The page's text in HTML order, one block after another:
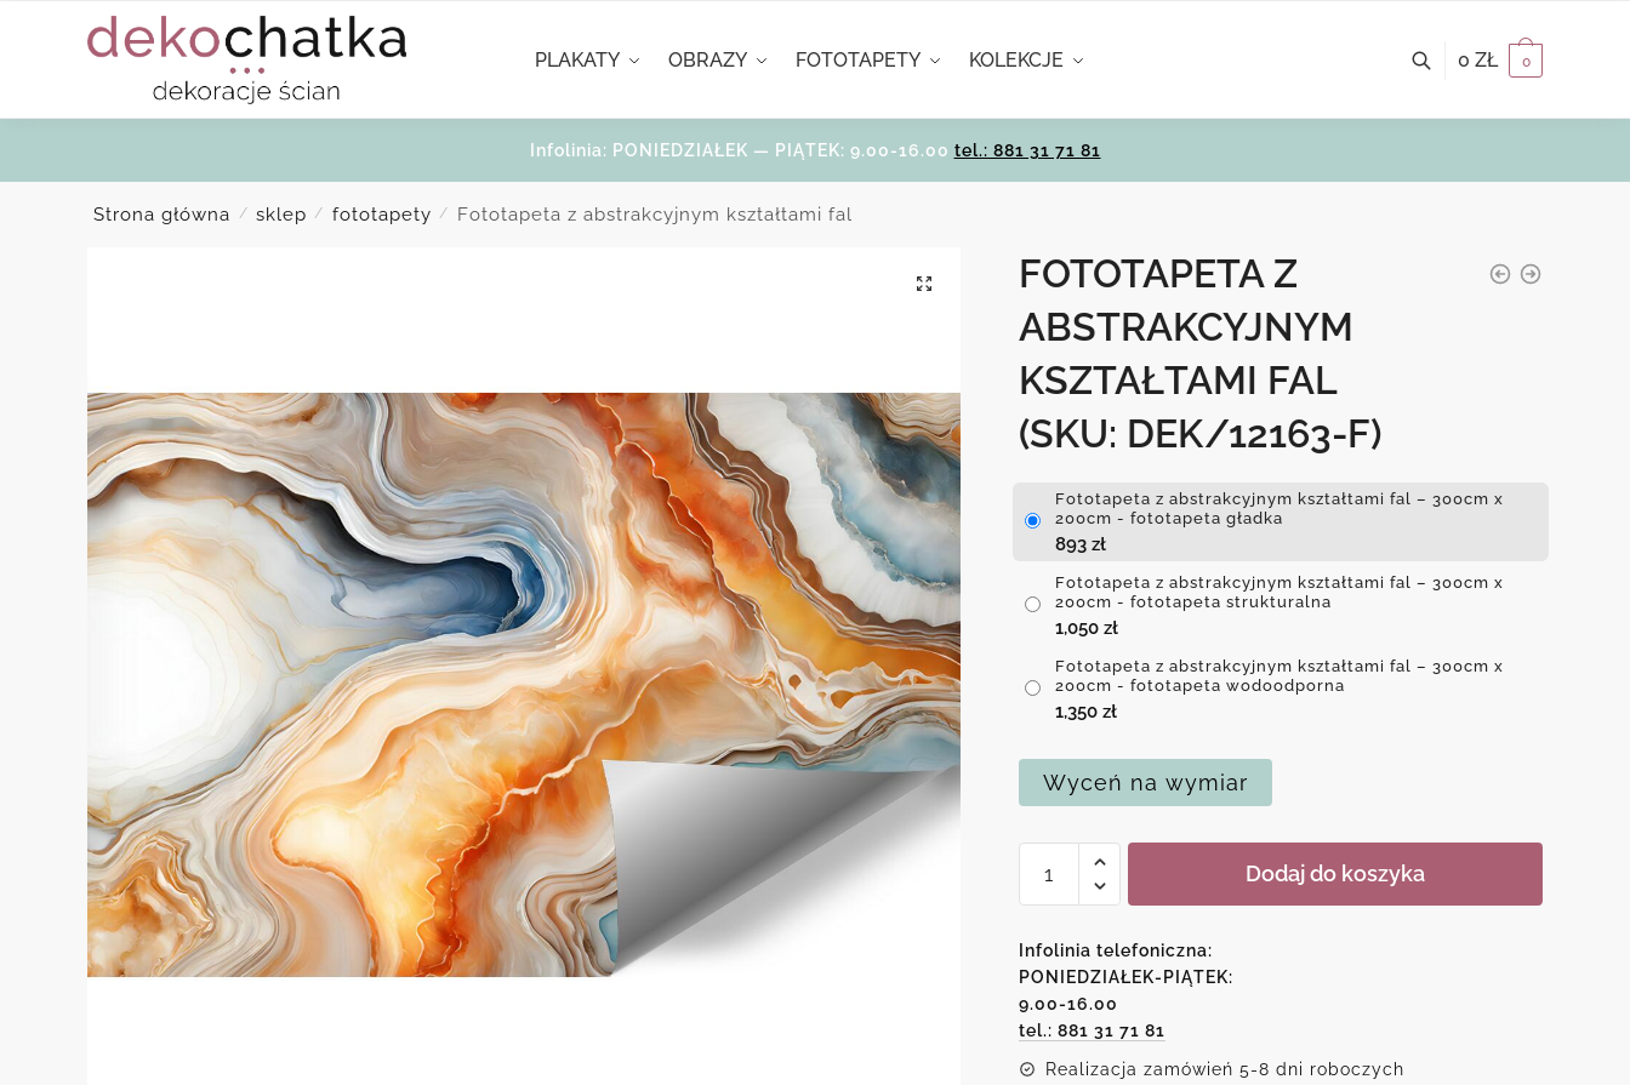
PLAKATY OBRAZY FOTOTAPETY KOLEKCJE 0 ZŁ 0
Infolinia: PONIEDZIAŁEK — PIĄTEK: 9.00-16.00 tel.: 881 31 71 81
Strona główna / sklep / fototapety / Fototapeta z abstrakcyjnym kształtami fal
FOTOTAPETA Z
ABSTRAKCYJNYM
KSZTAŁTAMI FAL
(SKU: DEK/12163-F)
Fototapeta z abstrakcyjnym kształtami fal – 300cm x
200cm - fototapeta gładka
893 zł
Fototapeta z abstrakcyjnym kształtami fal – 300cm x
200cm - fototapeta strukturalna
1,050 zł
Fototapeta z abstrakcyjnym kształtami fal – 300cm x
200cm - fototapeta wodoodporna
1,350 zł
Wyceń na wymiar
Fototapeta
abstrakcyjnym
kształtami
fal
Dodaj do koszyka
Infolinia telefoniczna:
PONIEDZIAŁEK-PIĄTEK:
9.00-16.00
tel.: 881 31 71 81
Realizacja zamówień 5-8 dni roboczych